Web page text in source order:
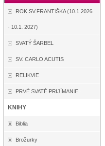
ROK SV.FRANTIŠKA (10.1.2026
- 10.1. 2027)
SVATÝ ŠARBEL
SV. CARLO ACUTIS
RELIKVIE
PRVÉ SVATÉ PRIJÍMANIE
KNIHY
Biblia
Brožurky